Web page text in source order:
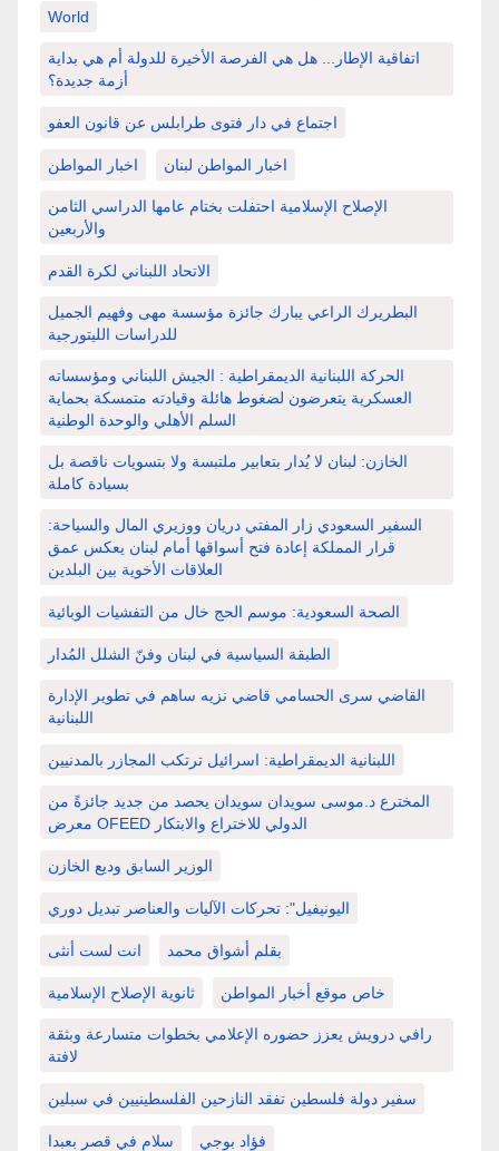
World
اتفاقية الإطار... هل هي الفرصة الأخيرة للدولة أم هي بداية
أزمة جديدة؟
اجتماع في دار فتوى طرابلس عن قانون العفو
اخبار المواطن اخبار المواطن لبنان
الإصلاح الإسلامية احتفلت بختام عامها الدراسي الثامن
والأربعين
الاتحاد اللبناني لكرة القدم
البطريرك الراعي يبارك جائزة مؤسسة مهى وفهيم الجميل
للدراسات الليتورجية
الحركة اللبنانية الديمقراطية : الجيش اللبناني ومؤسساته
العسكرية يتعرضون لضغوط هائلة وقيادته متمسكة بحماية
السلم الأهلي والوحدة الوطنية
الخازن: لبنان لا يُدار بتعابير ملتبسة ولا بتسويات ناقصة بل
بسيادة كاملة
السفير السعودي زار المفتي دريان ووزيري المال والسياحة:
قرار المملكة إعادة فتح أسواقها أمام لبنان يعكس عمق
العلاقات الأخوية بين البلدين
الصحة السعودية: موسم الحج خال من التفشيات الوبائية
الطبقة السياسية في لبنان وفنّ الشلل المُدار
القاضي سرى الحسامي قاضي نزيه ساهم في تطوير الإدارة
اللبنانية
اللبنانية الديمقراطية: اسرائيل ترتكب المجازر بالمدنيين
المخترع د.موسى سويدان سويدان يحصد من جديد جائزةً من
معرض OFEED الدولي للاختراع والابتكار
الوزير السابق وديع الخازن
اليونيفيل": تحركات الآليات والعناصر تبديل دوري
انت لست أنثى بقلم أشواق محمد
ثانوية الإصلاح الإسلامية خاص موقع أخبار المواطن
رافي درويش يعزز حضوره الإعلامي بخطوات متسارعة وبثقة
لافتة
سفير دولة فلسطين تفقد النازحين الفلسطينيين في سبلين
سلام في قصر بعبدا فؤاد بوجي